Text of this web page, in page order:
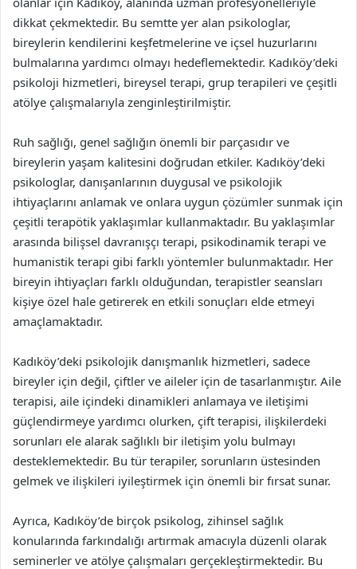
dikkat çekmektedir. Bu semtte yer alan psikologlar,
bireylerin kendilerini keşfetmelerine ve içsel huzurlarını
bulmalarına yardımcı olmayı hedeflemektedir. Kadıköy’deki
psikoloji hizmetleri, bireysel terapi, grup terapileri ve çeşitli
atölye çalışmalarıyla zenginleştirilmiştir.
Ruh sağlığı, genel sağlığın önemli bir parçasıdır ve
bireylerin yaşam kalitesini doğrudan etkiler. Kadıköy’deki
psikologlar, danışanlarının duygusal ve psikolojik
ihtiyaçlarını anlamak ve onlara uygun çözümler sunmak için
çeşitli terapötik yaklaşımlar kullanmaktadır. Bu yaklaşımlar
arasında bilişsel davranışçı terapi, psikodinamik terapi ve
humanistik terapi gibi farklı yöntemler bulunmaktadır. Her
bireyin ihtiyaçları farklı olduğundan, terapistler seansları
kişiye özel hale getirerek en etkili sonuçları elde etmeyi
amaçlamaktadır.
Kadıköy’deki psikolojik danışmanlık hizmetleri, sadece
bireyler için değil, çiftler ve aileler için de tasarlanmıştır. Aile
terapisi, aile içindeki dinamikleri anlamaya ve iletişimi
güçlendirmeye yardımcı olurken, çift terapisi, ilişkilerdeki
sorunları ele alarak sağlıklı bir iletişim yolu bulmayı
desteklemektedir. Bu tür terapiler, sorunların üstesinden
gelmek ve ilişkileri iyileştirmek için önemli bir fırsat sunar.
Ayrıca, Kadıköy’de birçok psikolog, zihinsel sağlık
konularında farkındalığı artırmak amacıyla düzenli olarak
seminerler ve atölye çalışmaları gerçekleştirmektedir. Bu